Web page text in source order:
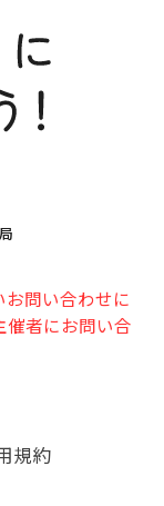
問い合わせに
催者にお問い合
規約